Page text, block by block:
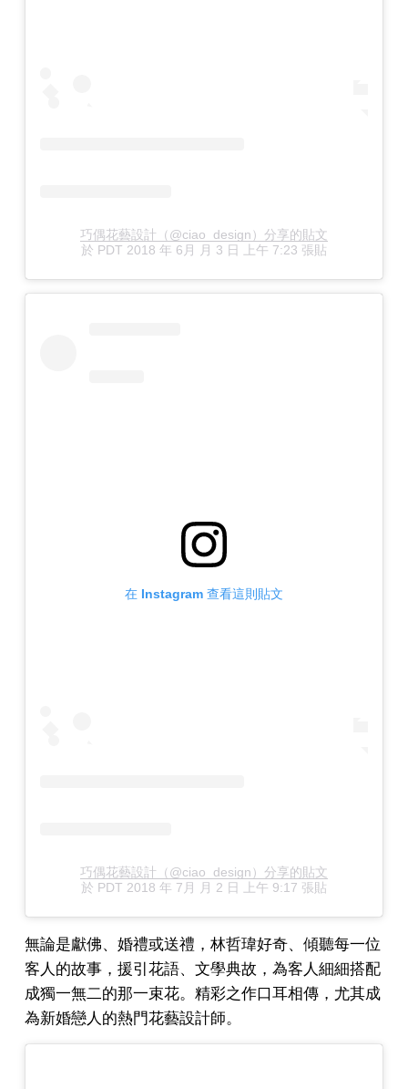
巧偶花藝設計（@ciao_design）分享的貼文
於 PDT 2018 年 6月 月 3 日 上午 7:23 張貼
在 Instagram 查看這則貼文
巧偶花藝設計（@ciao_design）分享的貼文
於 PDT 2018 年 7月 月 2 日 上午 9:17 張貼
無論是獻佛、婚禮或送禮，林哲瑋好奇、傾聽每一位
客人的故事，援引花語、文學典故，為客人細細搭配
成獨一無二的那一束花。精彩之作口耳相傳，尤其成
為新婚戀人的熱門花藝設計師。